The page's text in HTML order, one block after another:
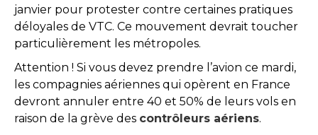
janvier pour protester contre certaines pratiques
déloyales de VTC. Ce mouvement devrait toucher
particulièrement les métropoles.
Attention ! Si vous devez prendre l’avion ce mardi,
les compagnies aériennes qui opèrent en France
devront annuler entre 40 et 50% de leurs vols en
raison de la grève des contrôleurs aériens.